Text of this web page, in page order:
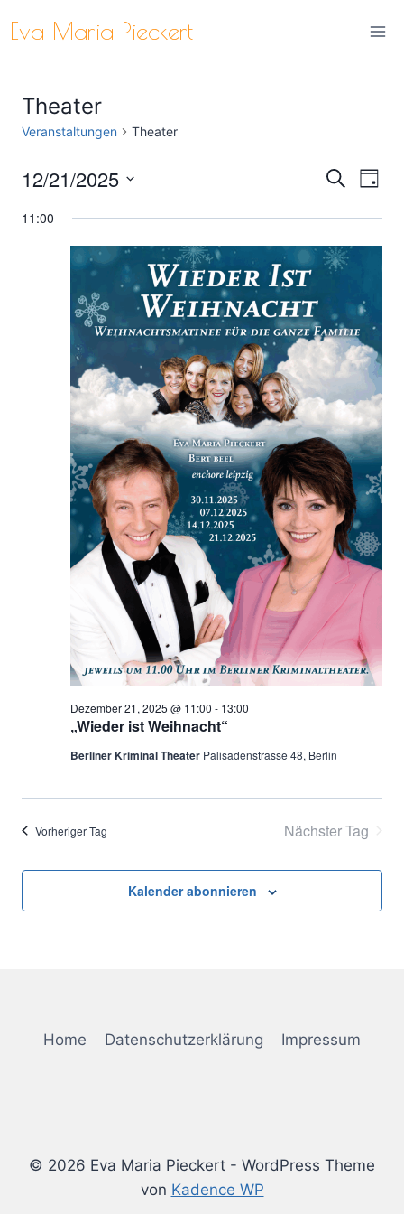
Inhalt
Eva Maria Pieckert
Theater
Veranstaltungen Theater
Veranstaltungen
für
Dezember
2025
Suche
und
SucheTag
12/21/2025
wählen.
11:00
„Wieder ist Weihnacht“
Dezember 21, 2025 @ 11:00 - 13:00
Berliner Kriminal Theater Palisadenstrasse 48, Berlin
Vorheriger Tag Nächster Tag
Kalender abonnieren
Home Datenschutzerklärung Impressum
© 2026 Eva Maria Pieckert - WordPress Theme
von Kadence WP